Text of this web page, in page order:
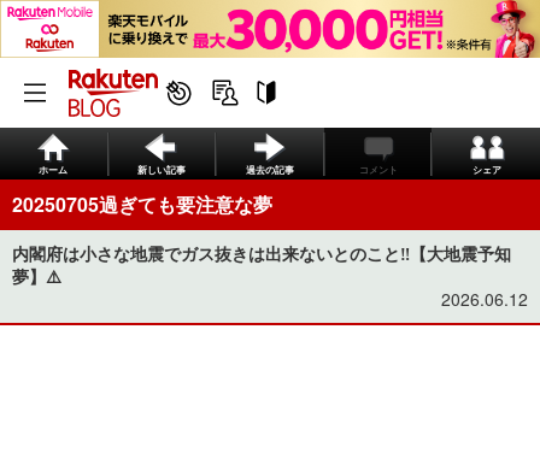
ホーム 新しい記事 過去の記事 コメント シェア
20250705過ぎても要注意な夢
内閣府は小さな地震でガス抜きは出来ないとのこと‼️【大地震予知
夢】⚠️
2026.06.12